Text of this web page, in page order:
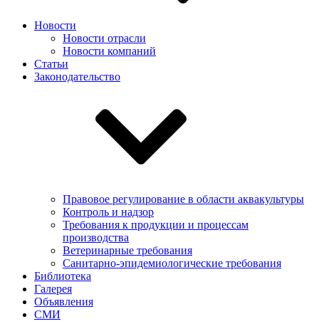
Новости
Новости отрасли
Новости компаний
Статьи
Законодательство
Правовое регулирование в области аквакультуры
Контроль и надзор
Требования к продукции и процессам
производства
Ветеринарные требования
Санитарно-эпидемиологические требования
Библиотека
Галерея
Объявления
СМИ